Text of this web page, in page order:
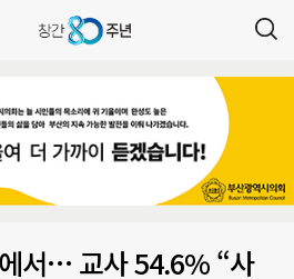
서… 교사 54.6% “사